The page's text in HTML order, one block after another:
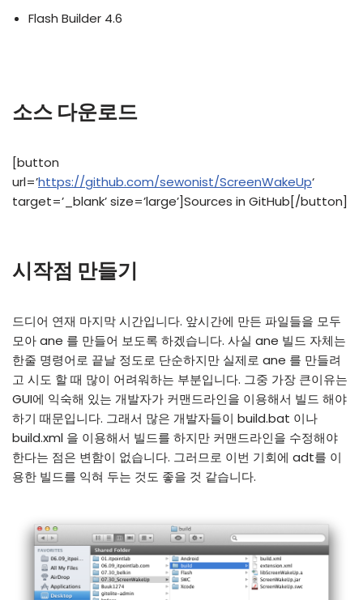
Flash Builder 4.6
소스 다운로드
[button
url=’https://github.com/sewonist/ScreenWakeUp‘
target=’_blank’ size=’large’]Sources in GitHub[/button]
시작점 만들기
드디어 연재 마지막 시간입니다. 앞시간에 만든 파일들을 모두
모아 ane 를 만들어 보도록 하겠습니다. 사실 ane 빌드 자체는
한줄 명령어로 끝날 정도로 단순하지만 실제로 ane 를 만들려
고 시도 할 때 많이 어려워하는 부분입니다. 그중 가장 큰이유는
GUI에 익숙해 있는 개발자가 커맨드라인을 이용해서 빌드 해야
하기 때문입니다. 그래서 많은 개발자들이 build.bat 이나
build.xml 을 이용해서 빌드를 하지만 커맨드라인을 수정해야
한다는 점은 변함이 없습니다. 그러므로 이번 기회에 adt를 이
용한 빌드를 익혀 두는 것도 좋을 것 같습니다.